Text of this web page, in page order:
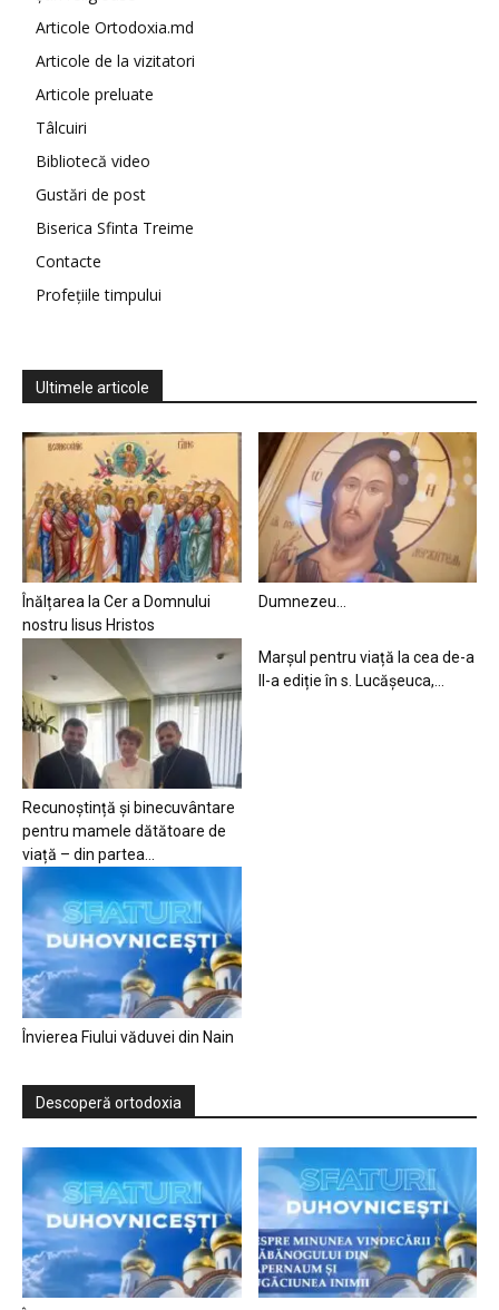
Articole Ortodoxia.md
Articole de la vizitatori
Articole preluate
Tâlcuiri
Bibliotecă video
Gustări de post
Biserica Sfinta Treime
Contacte
Profețiile timpului
Ultimele articole
Înălțarea la Cer a Domnului
nostru Iisus Hristos
Dumnezeu…
Recunoștință și binecuvântare
pentru mamele dătătoare de
viață – din partea...
Marșul pentru viață la cea de-a
II-a ediție în s. Lucășeuca,...
Învierea Fiului văduvei din Nain
Descoperă ortodoxia